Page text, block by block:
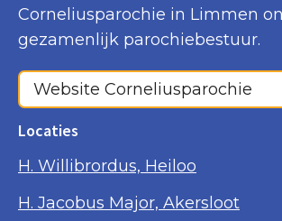
Corneliusparochie in Limmen
gezamenlijk parochiebestuur.
Website Corneliusparochie
Locaties
H. Willibrordus, Heiloo
H. Jacobus Major, Akersloot